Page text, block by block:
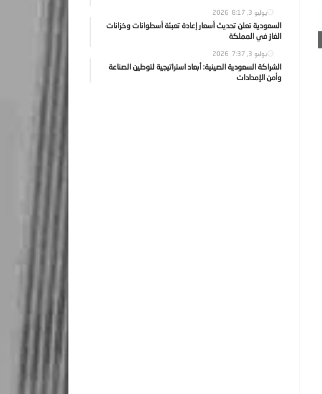
يوليو 3, 2026 8:17
السعودية تعلن تحديث أسعار إعادة تعبئة أسطوانات وخزانات
الغاز في المملكة
يوليو 3, 2026 7:37
الشراكة السعودية الصينية: أبعاد استراتيجية لتوطين الصناعة
وأمن الإمدادات